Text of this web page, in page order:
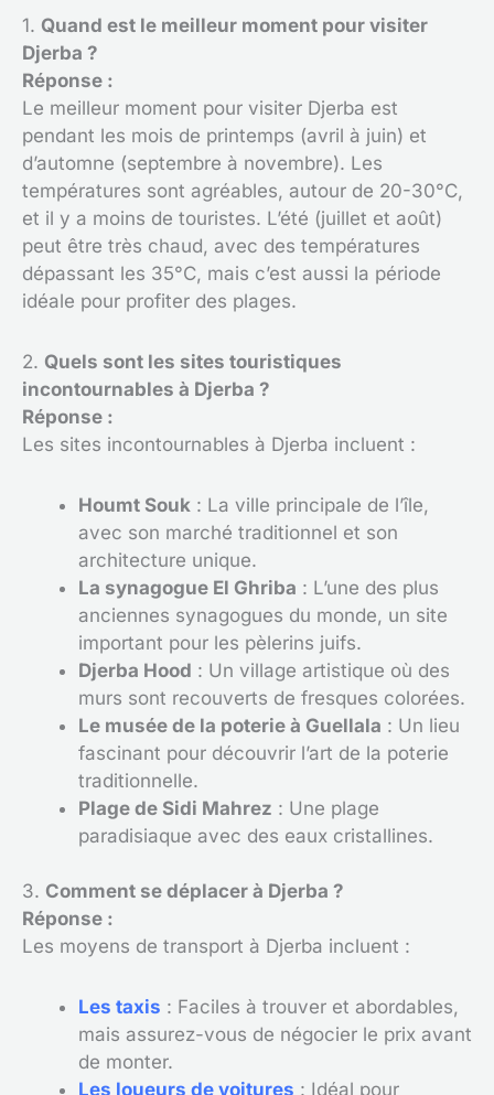
1. Quand est le meilleur moment pour visiter
Djerba ?
Réponse :
Le meilleur moment pour visiter Djerba est
pendant les mois de printemps (avril à juin) et
d’automne (septembre à novembre). Les
températures sont agréables, autour de 20-30°C,
et il y a moins de touristes. L’été (juillet et août)
peut être très chaud, avec des températures
dépassant les 35°C, mais c’est aussi la période
idéale pour profiter des plages.
2. Quels sont les sites touristiques
incontournables à Djerba ?
Réponse :
Les sites incontournables à Djerba incluent :
Houmt Souk : La ville principale de l’île,
avec son marché traditionnel et son
architecture unique.
La synagogue El Ghriba : L’une des plus
anciennes synagogues du monde, un site
important pour les pèlerins juifs.
Djerba Hood : Un village artistique où des
murs sont recouverts de fresques colorées.
Le musée de la poterie à Guellala : Un lieu
fascinant pour découvrir l’art de la poterie
traditionnelle.
Plage de Sidi Mahrez : Une plage
paradisiaque avec des eaux cristallines.
3. Comment se déplacer à Djerba ?
Réponse :
Les moyens de transport à Djerba incluent :
Les taxis : Faciles à trouver et abordables,
mais assurez-vous de négocier le prix avant
de monter.
Les loueurs de voitures : Idéal pour